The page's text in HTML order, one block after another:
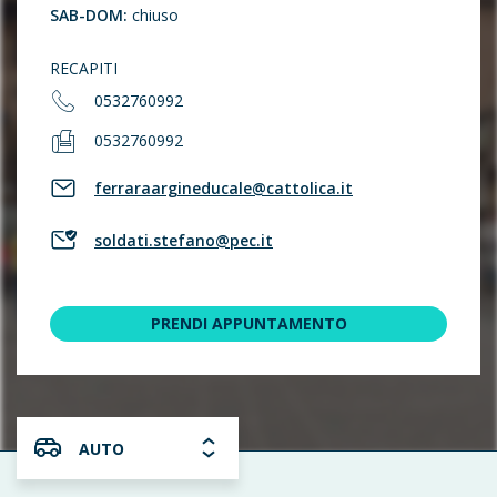
SAB-DOM: chiuso
RECAPITI
0532760992
0532760992
ferraraargineducale@cattolica.it
soldati.stefano@pec.it
PRENDI APPUNTAMENTO
AUTO